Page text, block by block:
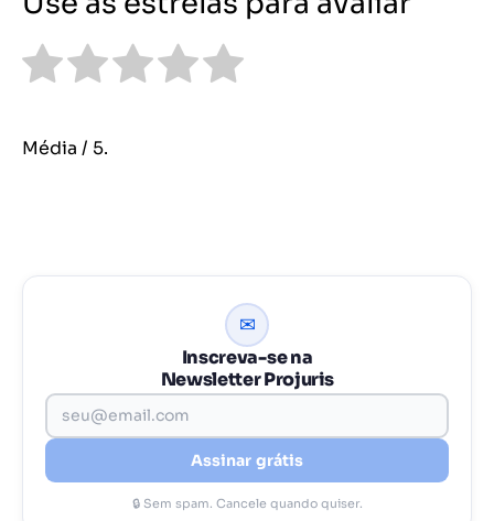
Média / 5.
✉
Inscreva-se na
Newsletter Projuris
Assinar grátis
🔒 Sem spam. Cancele quando quiser.